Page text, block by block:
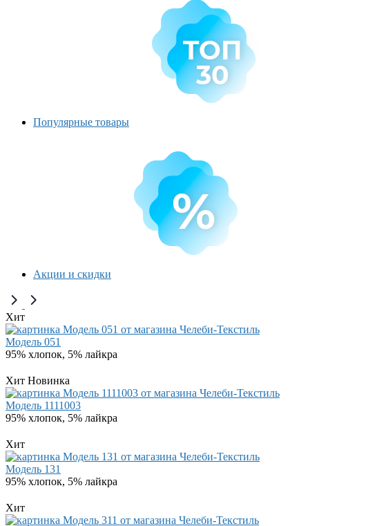
Популярные товары
Акции и скидки
Хит
Модель 051
95% хлопок, 5% лайкра
Хит Новинка
Модель 1111003
95% хлопок, 5% лайкра
Хит
Модель 131
95% хлопок, 5% лайкра
Хит